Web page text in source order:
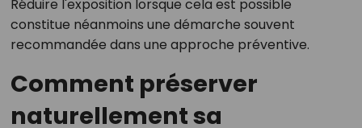
Réduire l'exposition lorsque cela est possible
constitue néanmoins une démarche souvent
recommandée dans une approche préventive.
Comment préserver
naturellement sa